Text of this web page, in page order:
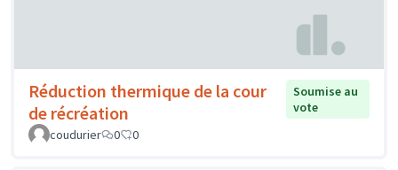
Réduction thermique de la cour
de récréation
Soumise au
vote
coudurier
0 0